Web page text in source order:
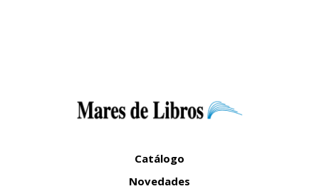
Catálogo
Novedades